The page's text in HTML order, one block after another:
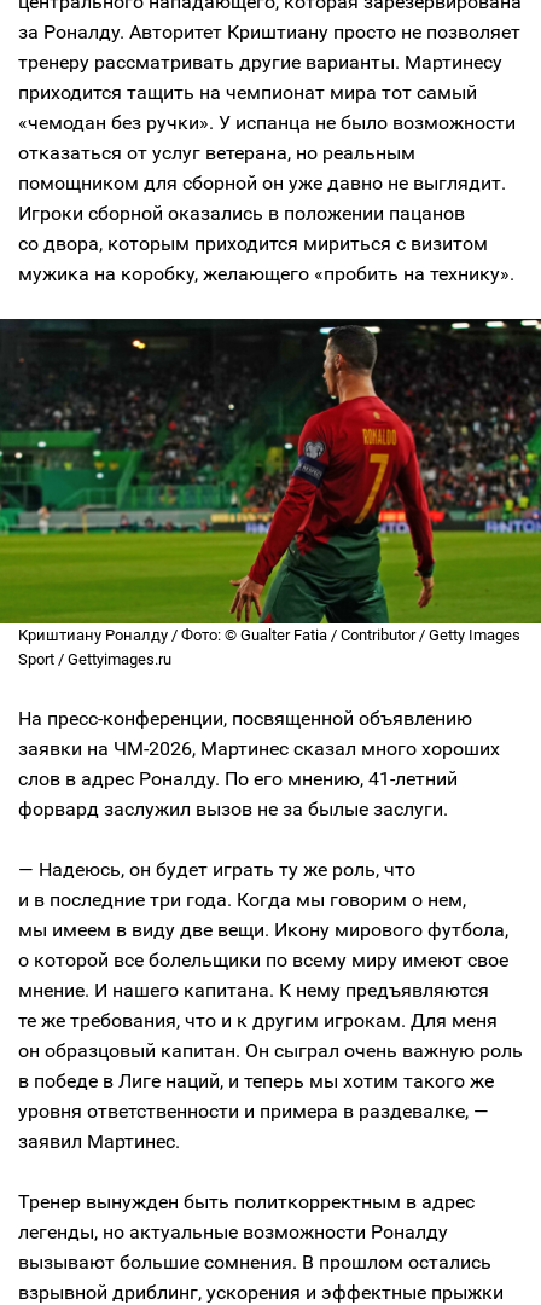
за Роналду. Авторитет Криштиану просто не позволяет
тренеру рассматривать другие варианты. Мартинесу
приходится тащить на чемпионат мира тот самый
«чемодан без ручки». У испанца не было возможности
отказаться от услуг ветерана, но реальным
помощником для сборной он уже давно не выглядит.
Игроки сборной оказались в положении пацанов
со двора, которым приходится мириться с визитом
мужика на коробку, желающего «пробить на технику».
Криштиану Роналду / Фото: © Gualter Fatia / Contributor / Getty Images
Sport / Gettyimages.ru
На пресс-конференции, посвященной объявлению
заявки на ЧМ-2026, Мартинес сказал много хороших
слов в адрес Роналду. По его мнению, 41-летний
форвард заслужил вызов не за былые заслуги.
— Надеюсь, он будет играть ту же роль, что
и в последние три года. Когда мы говорим о нем,
мы имеем в виду две вещи. Икону мирового футбола,
о которой все болельщики по всему миру имеют свое
мнение. И нашего капитана. К нему предъявляются
те же требования, что и к другим игрокам. Для меня
он образцовый капитан. Он сыграл очень важную роль
в победе в Лиге наций, и теперь мы хотим такого же
уровня ответственности и примера в раздевалке, —
заявил Мартинес.
Тренер вынужден быть политкорректным в адрес
легенды, но актуальные возможности Роналду
вызывают большие сомнения. В прошлом остались
взрывной дриблинг, ускорения и эффектные прыжки